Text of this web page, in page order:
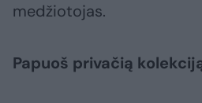
medžiotojas.
Papuoš privačią